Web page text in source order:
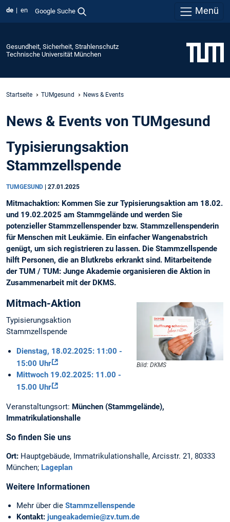
de en Google Suche Menü
Gesundheit, Sicherheit, Strahlenschutz
Technische Universität München
Startseite TUMgesund News & Events
News & Events von TUMgesund
Typisierungsaktion
Stammzellspende
TUMGESUND 27.01.2025
Mitmachaktion: Kommen Sie zur Typisierungsaktion am 18.02.
und 19.02.2025 am Stammgelände und werden Sie
potenzieller Stammzellenspender bzw. Stammzellenspenderin
für Menschen mit Leukämie. Ein einfacher Wangenabstrich
genügt, um sich registrieren zu lassen. Die Stammzellspende
hilft Personen, die an Blutkrebs erkrankt sind. Mitarbeitende
der TUM / TUM: Junge Akademie organisieren die Aktion in
Zusammenarbeit mit der DKMS.
Bild: DKMS
Mitmach-Aktion
Typisierungsaktion
Stammzellspende
Dienstag, 18.02.2025: 11:00 -
15:00 Uhr
Mittwoch 19.02.2025: 11.00 -
15.00 Uhr
Veranstaltungsort: München (Stammgelände),
Immatrikulationshalle
So finden Sie uns
Ort: Hauptgebäude, Immatrikulationshalle, Arcisstr. 21, 80333
München; Lageplan
Weitere Informationen
Mehr über die Stammzellenspende
Kontakt: jungeakademie@zv.tum.de